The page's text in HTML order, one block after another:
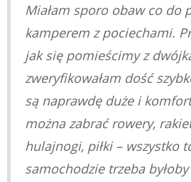
Miałam sporo obaw co do
kamperem z pociechami.
jak się pomieścimy z
zweryfikowałam dość
są naprawdę duże i
można zabrać rowery,
hulajnogi, piłki – wszystko
samochodzie trzeba